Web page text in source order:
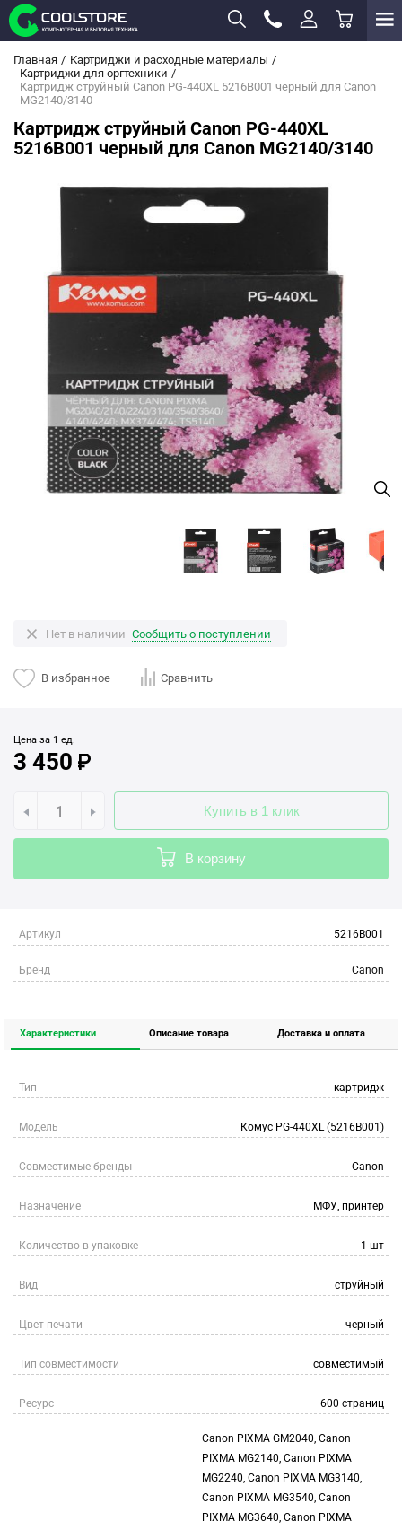
Главная
Картриджи и расходные материалы
Картриджи для оргтехники
Картридж струйный Canon PG-440XL 5216B001 черный для Canon
MG2140/3140
Картридж струйный Canon PG-440XL
5216B001 черный для Canon MG2140/3140
Нет в наличии Сообщить о поступлении
В избранное Сравнить
Цена за 1 ед.
3 450
Купить в 1 клик
В корзину
Артикул 5216B001
Бренд Canon
Характеристики Описание товара Доставка и оплата
Тип картридж
Модель Комус PG-440XL (5216B001)
Совместимые бренды Canon
Назначение МФУ, принтер
Количество в упаковке 1 шт
Вид струйный
Цвет печати черный
Тип совместимости совместимый
Ресурс 600 страниц
Canon PIXMA GM2040, Canon
PIXMA MG2140, Canon PIXMA
MG2240, Canon PIXMA MG3140,
Canon PIXMA MG3540, Canon
PIXMA MG3640, Canon PIXMA